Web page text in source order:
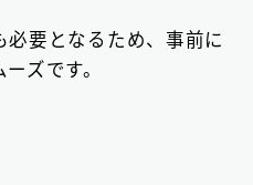
必要となるため、事前に
ズです。